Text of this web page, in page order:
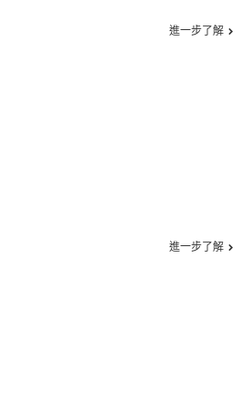
進一步了解
進一步了解